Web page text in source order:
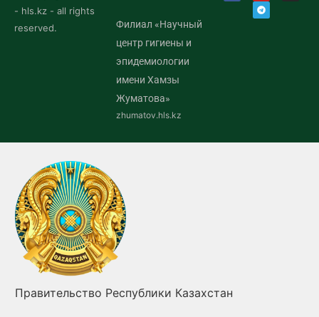
- hls.kz - all rights
reserved.
Филиал «Научный
центр гигиены и
эпидемиологии
имени Хамзы
Жуматова»
zhumatov.hls.kz
Правительство Республики Казахстан